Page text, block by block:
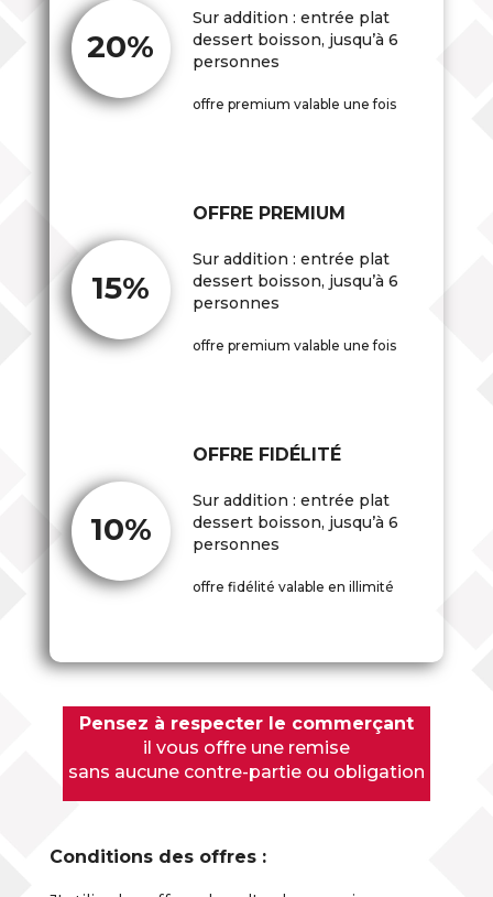
20%
Sur addition : entrée plat
dessert boisson, jusqu’à 6
personnes
offre premium valable une fois
15%
OFFRE PREMIUM
Sur addition : entrée plat
dessert boisson, jusqu’à 6
personnes
offre premium valable une fois
10%
OFFRE FIDÉLITÉ
Sur addition : entrée plat
dessert boisson, jusqu’à 6
personnes
offre fidélité valable en illimité
Pensez à respecter le commerçant
il vous offre une remise
sans aucune contre-partie ou obligation
Conditions des offres :